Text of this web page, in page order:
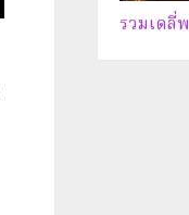
รวมเดลี่